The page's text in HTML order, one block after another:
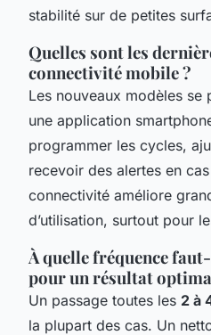
stabilité sur de petites
Quelles sont les
connectivité mobile ?
Les nouveaux modèles se
une application
programmer les cycles,
recevoir des alertes en
connectivité améliore
d’utilisation, surtout pour
À quelle fréquence
pour un résultat
Un passage toutes les 2 à
la plupart des cas. Un